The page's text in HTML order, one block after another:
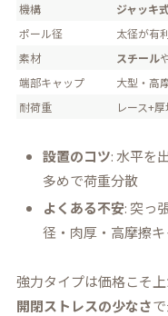
機構
ジャッキ
ポール径
太径が有
素材
スチール
端部キャップ
大型・高
耐荷重
レース+
設置のコツ: 水平を
多めで荷重分散
よくある不安: 突っ
径・肉厚・高摩擦
強力タイプは価格こそ
開閉ストレスの少なさ